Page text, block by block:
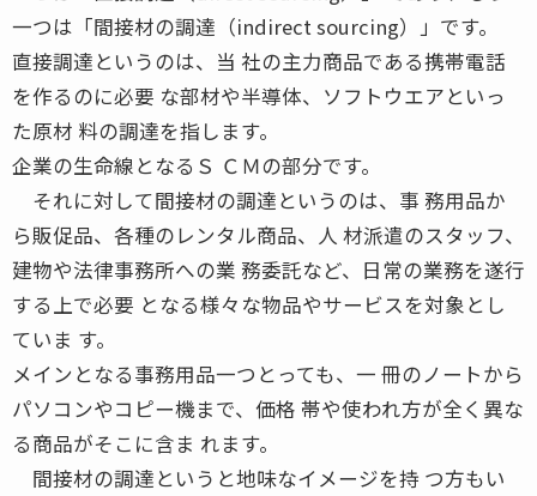
一つは「間接材の調達（indirect sourcing）」です。
直接調達というのは、当 社の主力商品である携帯電話
を作るのに必要 な部材や半導体、ソフトウエアといっ
た原材 料の調達を指します。
企業の生命線となるＳ ＣＭの部分です。
それに対して間接材の調達というのは、事 務用品か
ら販促品、各種のレンタル商品、人 材派遣のスタッフ、
建物や法律事務所への業 務委託など、日常の業務を遂行
する上で必要 となる様々な物品やサービスを対象とし
ていま す。
メインとなる事務用品一つとっても、一 冊のノートから
パソコンやコピー機まで、価格 帯や使われ方が全く異な
る商品がそこに含ま れます。
間接材の調達というと地味なイメージを持 つ方もい